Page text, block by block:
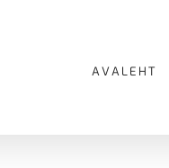
AVALEHT